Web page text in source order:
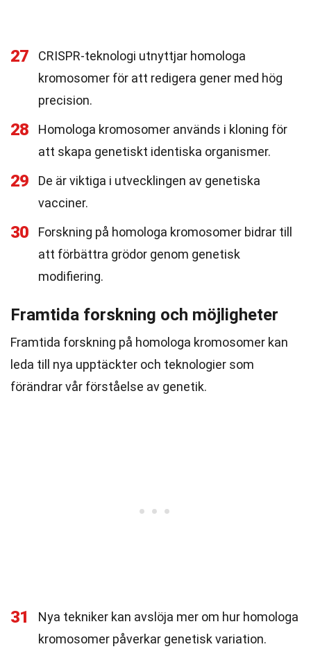
27
CRISPR-teknologi utnyttjar homologa
kromosomer för att redigera gener med hög
precision.
28
Homologa kromosomer används i kloning för
att skapa genetiskt identiska organismer.
29
De är viktiga i utvecklingen av genetiska
vacciner.
30
Forskning på homologa kromosomer bidrar till
att förbättra grödor genom genetisk
modifiering.
Framtida forskning och möjligheter
Framtida forskning på homologa kromosomer kan
leda till nya upptäckter och teknologier som
förändrar vår förståelse av genetik.
31
Nya tekniker kan avslöja mer om hur homologa
kromosomer påverkar genetisk variation.